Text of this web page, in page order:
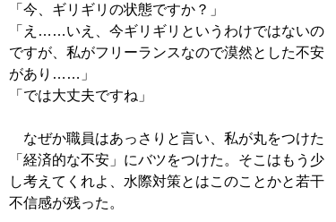
「今、ギリギリの状態ですか？」
「え……いえ、今ギリギリというわけではないの
ですが、私がフリーランスなので漠然とした不安
があり……」
「では大丈夫ですね」
なぜか職員はあっさりと言い、私が丸をつけた
「経済的な不安」にバツをつけた。そこはもう少
し考えてくれよ、水際対策とはこのことかと若干
不信感が残った。